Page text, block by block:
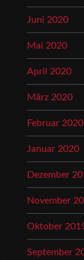
Juni 2020
Mai 2020
April 2020
März 2020
Februar 2020
Januar 2020
Dezember
November
Oktober
September